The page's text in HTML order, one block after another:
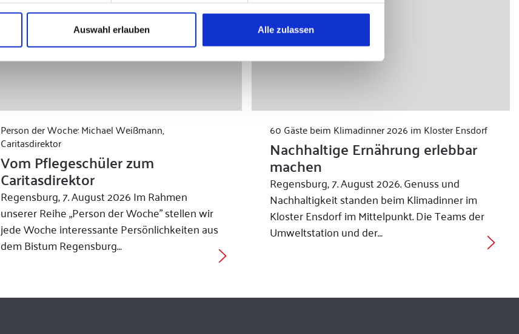
Auswahl erlauben Alle zulassen
Person der Woche: Michael Weißmann,
Caritasdirektor
Vom Pflegeschüler zum
Caritasdirektor
Regensburg, 7. August 2026 Im Rahmen
unserer Reihe „Person der Woche” stellen wir
jede Woche interessante Persönlichkeiten aus
dem Bistum Regensburg…
60 Gäste beim Klimadinner 2026 im Kloster Ensdorf
Nachhaltige Ernährung erlebbar
machen
Regensburg, 7. August 2026. Genuss und
Nachhaltigkeit standen beim Klimadinner im
Kloster Ensdorf im Mittelpunkt. Die Teams der
Umweltstation und der…